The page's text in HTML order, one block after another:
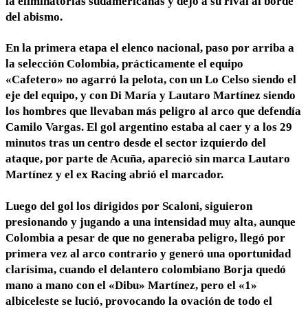
del abismo.
En la primera etapa el elenco nacional, paso por arriba a
la selección Colombia, prácticamente el equipo
«Cafetero» no agarró la pelota, con un Lo Celso siendo el
eje del equipo, y con Di María y Lautaro Martínez siendo
los hombres que llevaban más peligro al arco que defendía
Camilo Vargas. El gol argentino estaba al caer y a los 29
minutos tras un centro desde el sector izquierdo del
ataque, por parte de Acuña, apareció sin marca Lautaro
Martínez y el ex Racing abrió el marcador.
Luego del gol los dirigidos por Scaloni, siguieron
presionando y jugando a una intensidad muy alta, aunque
Colombia a pesar de que no generaba peligro, llegó por
primera vez al arco contrario y generó una oportunidad
clarísima, cuando el delantero colombiano Borja quedó
mano a mano con el «Dibu» Martínez, pero el «1»
albiceleste se lució, provocando la ovación de todo el